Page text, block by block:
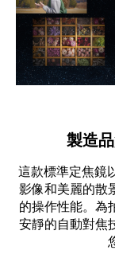
製造
這款標準定焦鏡
影像和美麗的散
的操作性能。為
安靜的自動對焦